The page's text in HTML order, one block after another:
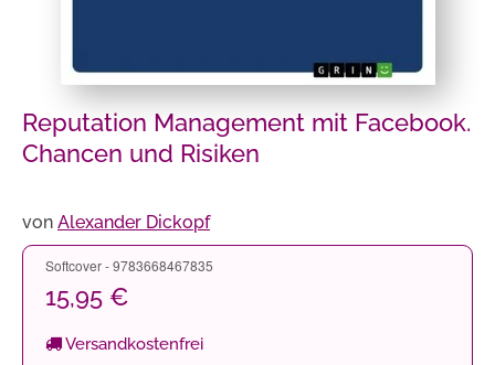
Reputation Management mit Facebook.
Chancen und Risiken
von Alexander Dickopf
Softcover - 9783668467835
15,95 €
Versandkostenfrei